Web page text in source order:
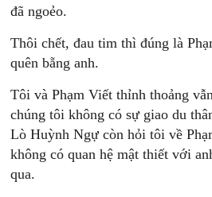
đã ngoẻo.
Thôi chết, đau tim thì đúng là
quên bẵng anh.
Tôi và Phạm Viết thỉnh thoảng
chúng tôi không có sự giao du
Lò Huỳnh Ngự còn hỏi tôi về
không có quan hệ mật thiết với
qua.